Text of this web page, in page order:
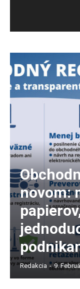
r
v
a
č
novom:
Redakcia - 9.